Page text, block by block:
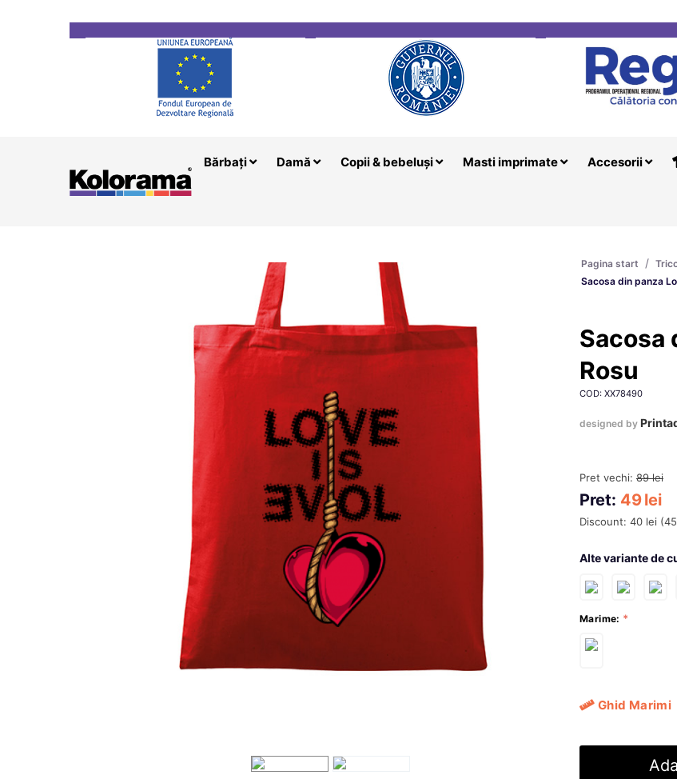
Bărbați Damă Copii & bebeluși Masti imprimate Accesorii
Pagina start /
Sacosa din panza
Sacosa
Rosu
COD: XX78490
designed by
Pret vechi: 89 lei
Pret: 49lei
Discount: 40lei (45
Alte variante de
Marime:
Ghid Marimi